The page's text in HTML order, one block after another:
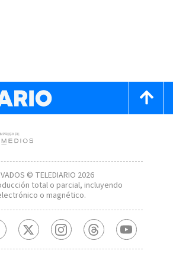
© TELEDIARIO 2026
total o parcial, incluyendo
o magnético.